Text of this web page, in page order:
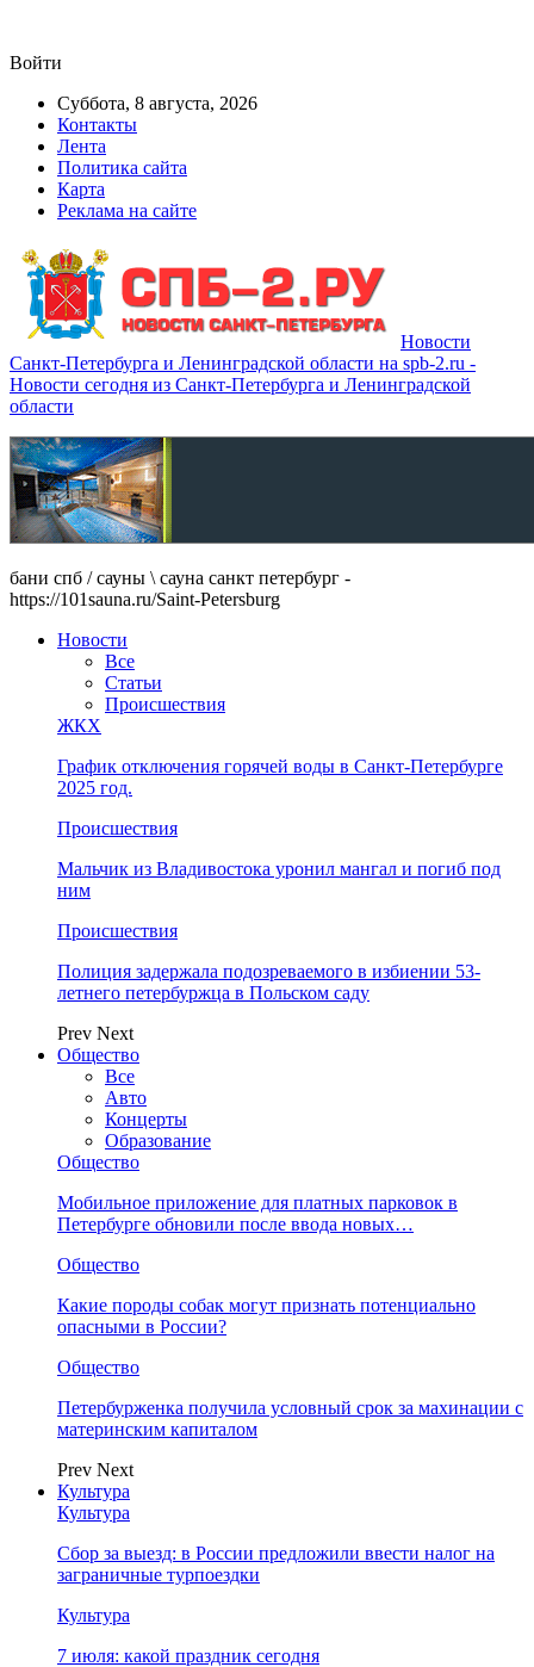
Войти
Суббота, 8 августа, 2026
Контакты
Лента
Политика сайта
Карта
Реклама на сайте
Новости
Санкт-Петербурга и Ленинградской области на spb-2.ru -
Новости сегодня из Санкт-Петербурга и Ленинградской
области
бани спб / сауны \ сауна санкт петербург -
https://101sauna.ru/Saint-Petersburg
Новости
Все
Статьи
Происшествия
ЖКХ
График отключения горячей воды в Санкт-Петербурге
2025 год.
Происшествия
Мальчик из Владивостока уронил мангал и погиб под
ним
Происшествия
Полиция задержала подозреваемого в избиении 53-
летнего петербуржца в Польском саду
Prev Next
Общество
Все
Авто
Концерты
Образование
Общество
Мобильное приложение для платных парковок в
Петербурге обновили после ввода новых…
Общество
Какие породы собак могут признать потенциально
опасными в России?
Общество
Петербурженка получила условный срок за махинации с
материнским капиталом
Prev Next
Культура
Культура
Сбор за выезд: в России предложили ввести налог на
заграничные турпоездки
Культура
7 июля: какой праздник сегодня